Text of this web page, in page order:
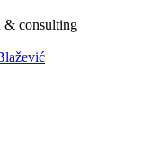
& consulting